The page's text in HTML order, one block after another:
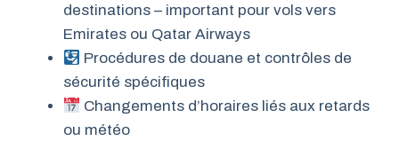
destinations – important pour vols vers
Emirates ou Qatar Airways
Procédures de douane et contrôles de
sécurité spécifiques
Changements d’horaires liés aux retards
ou météo